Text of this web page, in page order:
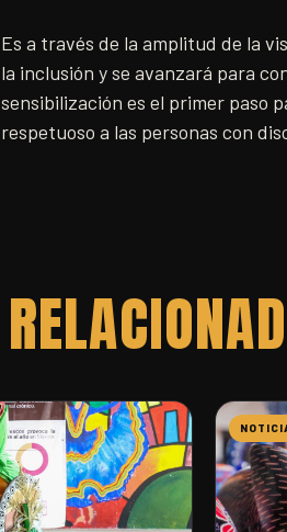
Es a través de la amplitud de la
la inclusión y se avanzará para
sensibilización es el primer paso
respetuoso a las personas con